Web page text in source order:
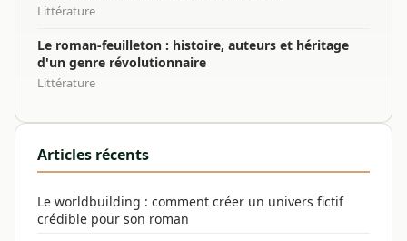
Littérature
Le roman-feuilleton : histoire, auteurs et héritage
d'un genre révolutionnaire
Littérature
Articles récents
Le worldbuilding : comment créer un univers fictif
crédible pour son roman